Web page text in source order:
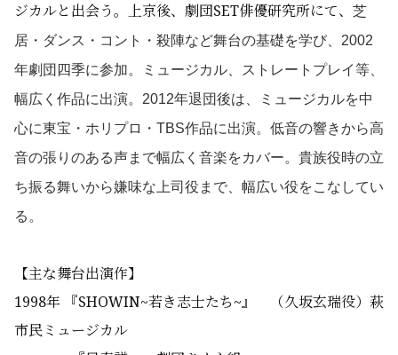
ジカルと出会う。上京後、劇団SET俳優研究所にて、
芝
居・ダンス・コント・殺陣など舞台の基礎を学び、 2002
年劇団四季に参加。
ミュージカル、ストレートプレイ等、
幅広く作品に出演。2012年退団後は、ミュージカルを中
心に東宝・ホリプロ・TBS作品に出演。低音の響きから高
音の張りのある声まで幅広く音楽をカバー。貴族役時の立
ち振る舞いから嫌味な上司役まで、幅広い役をこなしてい
る。
【主な舞台出演作】
1998年 『SHOWIN~若き志士たち~』 （久坂玄瑞役）萩
市民ミュージカル